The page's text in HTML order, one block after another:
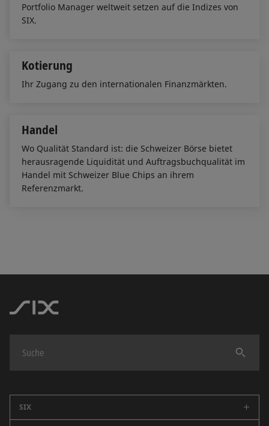
Portfolio Manager weltweit setzen auf die Indizes von
SIX.
Kotierung
Ihr Zugang zu den internationalen Finanzmärkten.
Handel
Wo Qualität Standard ist: die Schweizer Börse bietet
herausragende Liquidität und Auftragsbuchqualität im
Handel mit Schweizer Blue Chips an ihrem
Referenzmarkt.
Finden
SIX